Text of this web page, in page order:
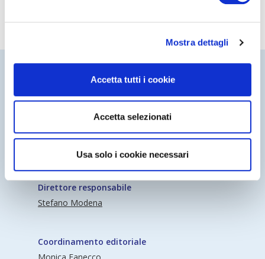
Mostra dettagli
Accetta tutti i cookie
Accetta selezionati
Usa solo i cookie necessari
Periodico Nedcommunity Reg. Tribunale di
Nedcommunity
Direttore responsabile
Stefano Modena
Coordinamento editoriale